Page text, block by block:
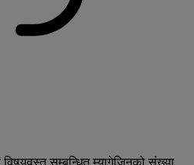
विषयवस्तु सम्बन्धित म्यागेजिनको संख्या